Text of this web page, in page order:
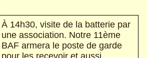
À 14h30, visite de la batterie par
une association. Notre 11ème
BAF armera le poste de garde